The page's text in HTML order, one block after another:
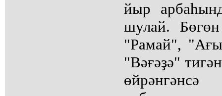
йыр
шулай. Бөгөн
"Рамай",
"Вәғәҙә"